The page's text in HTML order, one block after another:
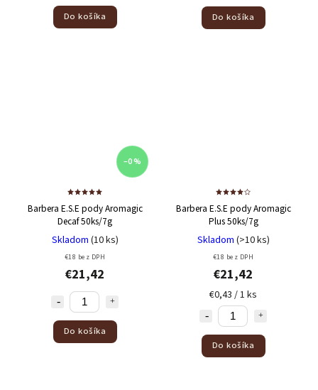
Do košíka Do košíka
–0 %
Barbera E.S.E pody Aromagic
Decaf 50ks/7g
Skladom (10 ks)
€18 bez DPH
€21,42
Do košíka
Barbera E.S.E pody Aromagic
Plus 50ks/7g
Skladom (>10 ks)
€18 bez DPH
€21,42
€0,43 / 1 ks
Do košíka